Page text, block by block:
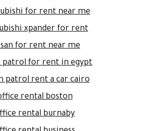
for rent near me\
xpander for rent
for rent near me
patrol for rent in egypt
patrol rent a car cairo
rental boston
rental burnaby